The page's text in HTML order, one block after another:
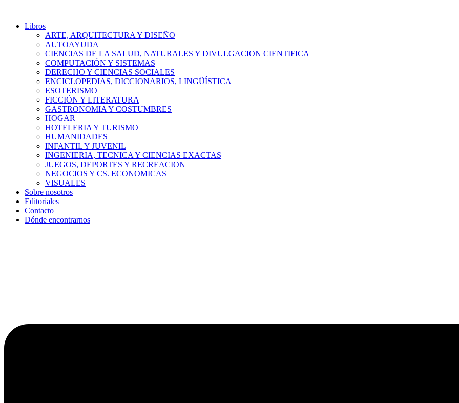
Libros
ARTE, ARQUITECTURA Y DISEÑO
AUTOAYUDA
CIENCIAS DE LA SALUD, NATURALES Y DIVULGACION CIENTIFICA
COMPUTACIÓN Y SISTEMAS
DERECHO Y CIENCIAS SOCIALES
ENCICLOPEDIAS, DICCIONARIOS, LINGÜÍSTICA
ESOTERISMO
FICCIÓN Y LITERATURA
GASTRONOMIA Y COSTUMBRES
HOGAR
HOTELERIA Y TURISMO
HUMANIDADES
INFANTIL Y JUVENIL
INGENIERIA, TECNICA Y CIENCIAS EXACTAS
JUEGOS, DEPORTES Y RECREACION
NEGOCIOS Y CS. ECONOMICAS
VISUALES
Sobre nosotros
Editoriales
Contacto
Dónde encontrarnos